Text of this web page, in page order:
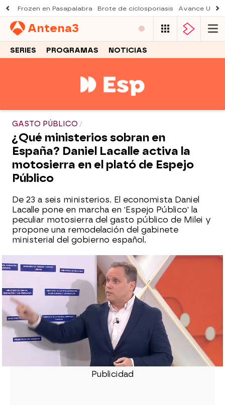
Frozen en Pasapalabra Brote de ciclosporiasis Avance Una
Antena3
SERIES PROGRAMAS NOTICIAS
GASTO PÚBLICO
¿Qué ministerios sobran en
España? Daniel Lacalle activa la
motosierra en el plató de Espejo
Público
De 23 a seis ministerios. El economista Daniel
Lacalle pone en marcha en 'Espejo Público' la
peculiar motosierra del gasto público de Milei y
propone una remodelación del gabinete
ministerial del gobierno español.
La motosierra de Daniel Lacalle para
recortar 180.000 euros en gasto público
¿España va como un cohete? según 'The
Economist' sí: Tenso debate entre Daniel
Lacalle y Afra Blanco
Varsavsky, sobre los planes de Milei: "De
la derecha a veces vienen planes que uno
diría que tendrían que venir de la
izquierda"